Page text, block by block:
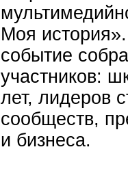
Моя
событие
участников:
лет, лидеров
сообществ,
и бизнеса.